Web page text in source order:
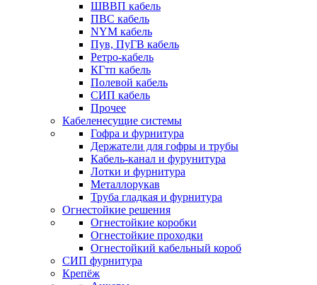
ШВВП кабель
ПВС кабель
NYM кабель
Пув, ПуГВ кабель
Ретро-кабель
КГтп кабель
Полевой кабель
СИП кабель
Прочее
Кабеленесущие системы
Гофра и фурнитура
Держатели для гофры и трубы
Кабель-канал и фурунитура
Лотки и фурнитура
Металлорукав
Труба гладкая и фурнитура
Огнестойкие решения
Огнестойкие коробки
Огнестойкие проходки
Огнестойкий кабельный короб
СИП фурнитура
Крепёж